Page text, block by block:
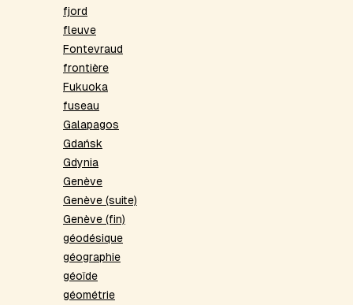
fjord
fleuve
Fontevraud
frontière
Fukuoka
fuseau
Galapagos
Gdańsk
Gdynia
Genève
Genève (suite)
Genève (fin)
géodésique
géographie
géoïde
géométrie